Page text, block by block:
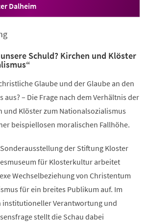
Dalheim
Schuld? Kirchen und Klöster
Glaube und der Glaube an den
aus? – Die Frage nach dem Verhältnis der
und Klöster zum Nationalsozialismus
beispiellosen moralischen Fallhöhe.
der Stiftung Kloster
für Klosterkultur arbeitet
Wechselbeziehung von Christentum
für ein breites Publikum auf. Im
institutioneller Verantwortung und
stellt die Schau dabei